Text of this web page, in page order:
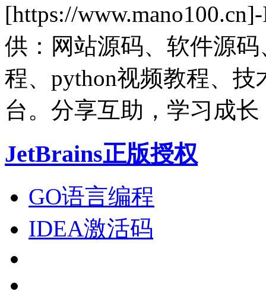
[https://
供：网站源码、软件源
程、python视频教程、
台。分享互助，学习成长
JetBrains正版授权
GO语言编程
IDEA激活码